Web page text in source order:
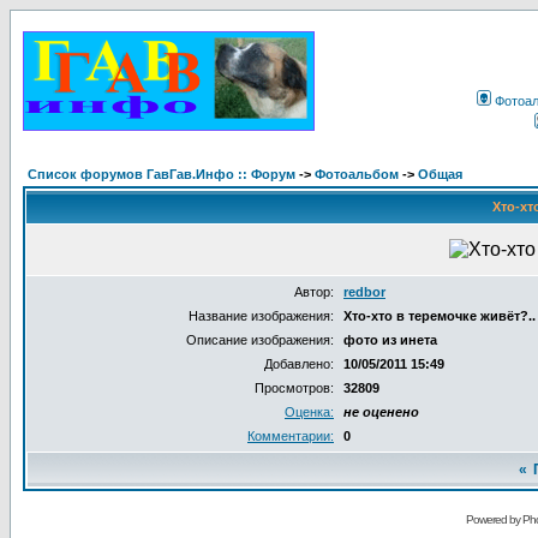
Список форумов ГавГав.Инфо :: Форум -> Фотоальбом -> Общая
Хто-
Автор:
redbor
Название изображения:
Хто-хто в теремочке живёт?..
Описание изображения:
фото из инета
Добавлено:
10/05/2011 15:49
Просмотров:
32809
Оценка:
не оценено
Комментарии:
0
«
Powered by